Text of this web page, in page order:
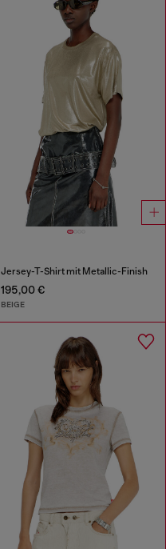
Jersey-T-Shirt mit Metallic-Finish
195,00 €
BEIGE